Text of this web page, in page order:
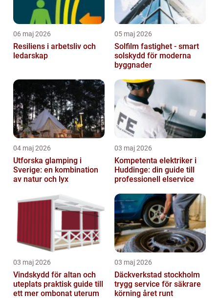
06 maj 2026
Resiliens i arbetsliv och
ledarskap
05 maj 2026
Solfilm fastighet - smart
solskydd för moderna
byggnader
04 maj 2026
Utforska glamping i
Sverige: en kombination
av natur och lyx
03 maj 2026
Kompetenta elektriker i
Huddinge: din guide till
professionell elservice
03 maj 2026
Vindskydd för altan och
uteplats praktisk guide till
ett mer ombonat uterum
03 maj 2026
Däckverkstad stockholm
trygg service för säkrare
körning året runt